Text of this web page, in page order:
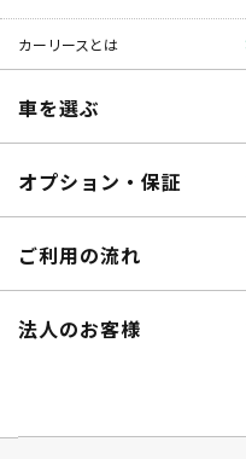
カーリースとは
車を選ぶ
オプション・保証
ご利用の流れ
法人のお客様